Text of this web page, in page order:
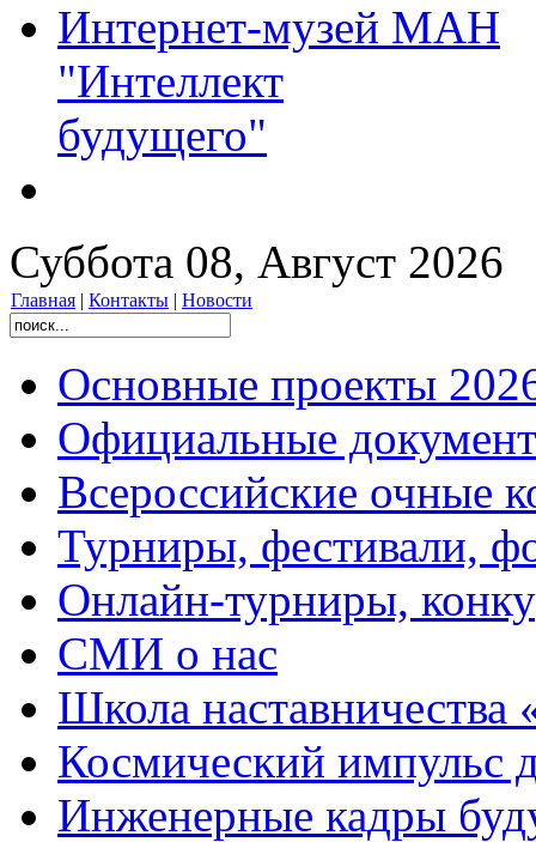
Интернет-музей МАН
"Интеллект
будущего"
Суббота 08, Август 2026
Главная | Контакты | Новости
Основные проекты
Официальные
Всероссийские очные
Турниры, фестивали,
Онлайн-турниры,
СМИ о нас
Школа
Космический импульс
Инженерные кадры